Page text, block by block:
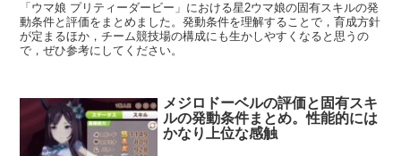
「ウマ娘 プリティーダービー」における星2ウマ娘の固有スキルの発
動条件と評価をまとめました。発動条件を理解することで，育成方針
が定まるほか，チーム競技場の構成にも生かしやすくなると思うの
で，ぜひ参考にしてください。
メジロドーベルの評価と固有スキ
ルの発動条件まとめ。性能的には
かなり上位な感触